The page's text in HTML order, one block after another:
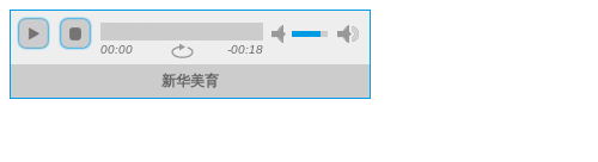
00:00 -00:18
新华美育